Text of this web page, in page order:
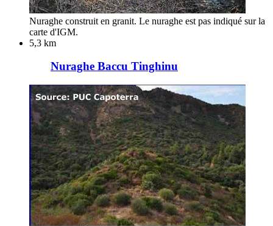
Nuraghe construit en granit. Le nuraghe est pas indiqué sur la
carte d'IGM.
5,3 km
Nuraghe Baccu Tinghinu